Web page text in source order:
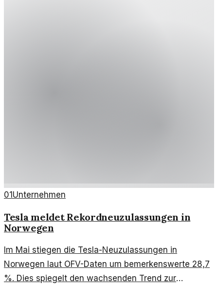
01 Unternehmen
Tesla meldet Rekordneuzulassungen in
Norwegen
Im Mai stiegen die Tesla-Neuzulassungen in
Norwegen laut OFV-Daten um bemerkenswerte 28,7
%. Dies spiegelt den wachsenden Trend zur